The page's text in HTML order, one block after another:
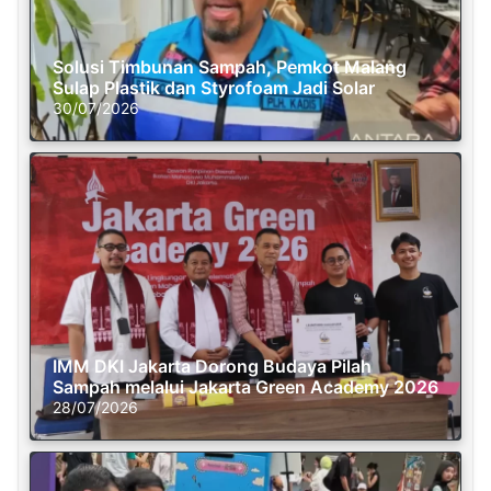
Solusi Timbunan Sampah, Pemkot Malang
Sulap Plastik dan Styrofoam Jadi Solar
30/07/2026
IMM DKI Jakarta Dorong Budaya Pilah
Sampah melalui Jakarta Green Academy 2026
28/07/2026